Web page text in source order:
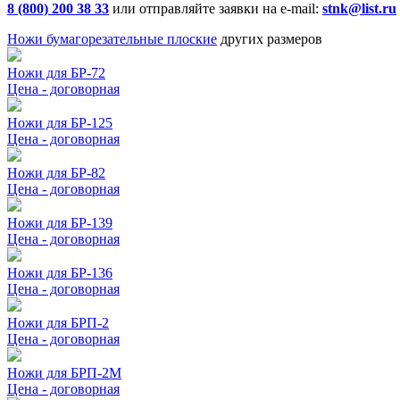
8 (800) 200 38 33 или отправляйте заявки на e-mail: stnk@list.ru
Ножи бумагорезательные плоские других размеров
Ножи для БР-72
Цена - договорная
Ножи для БР-125
Цена - договорная
Ножи для БР-82
Цена - договорная
Ножи для БР-139
Цена - договорная
Ножи для БР-136
Цена - договорная
Ножи для БРП-2
Цена - договорная
Ножи для БРП-2М
Цена - договорная